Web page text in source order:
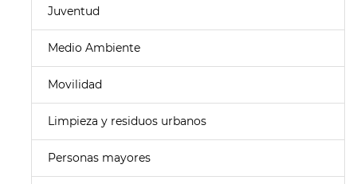
Juventud
Medio Ambiente
Movilidad
Limpieza y residuos urbanos
Personas mayores